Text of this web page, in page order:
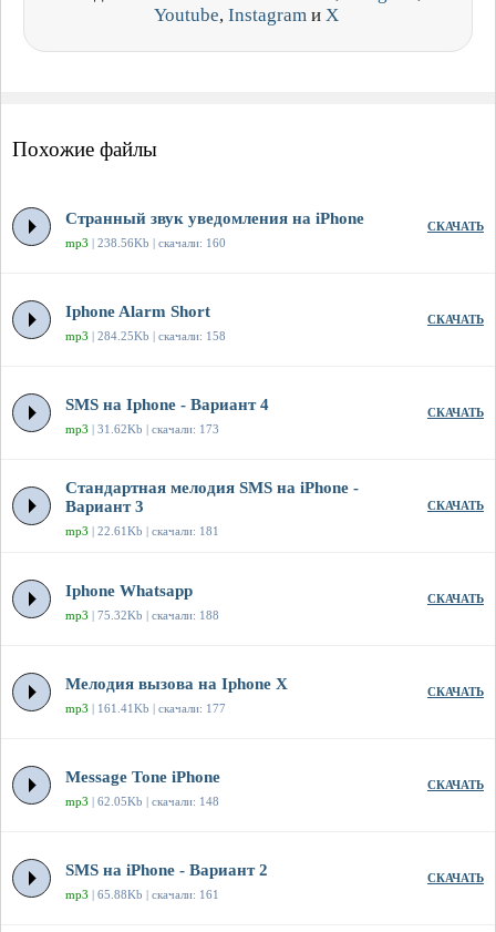
Youtube, Instagram и X
Похожие файлы
Странный звук уведомления на iPhone
mp3 | 238.56Kb | скачали: 160
СКАЧАТЬ
Iphone Alarm Short
mp3 | 284.25Kb | скачали: 158
СКАЧАТЬ
SMS на Iphone - Вариант 4
mp3 | 31.62Kb | скачали: 173
СКАЧАТЬ
Стандартная мелодия SMS на iPhone -
Вариант 3
mp3 | 22.61Kb | скачали: 181
СКАЧАТЬ
Iphone Whatsapp
mp3 | 75.32Kb | скачали: 188
СКАЧАТЬ
Мелодия вызова на Iphone X
mp3 | 161.41Kb | скачали: 177
СКАЧАТЬ
Message Tone iPhone
mp3 | 62.05Kb | скачали: 148
СКАЧАТЬ
SMS на iPhone - Вариант 2
mp3 | 65.88Kb | скачали: 161
СКАЧАТЬ